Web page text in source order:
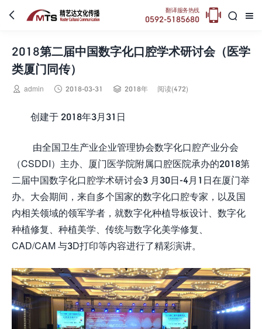
 

翻译服务热线
0592-5185680 
2018第二届中国数字化口腔学术研讨会（医学
类厦门同传）
 admin  2018-03-31  2018年 阅读(472)
创建于 2018年3月31日
由全国卫生产业企业管理协会数字化口腔产业分会
（CSDDI）主办、厦门医学院附属口腔医院承办的2018第
二届中国数字化口腔学术研讨会3 月30日-4月1日在厦门举
办。大会期间，来自多个国家的数字化口腔专家，以及国
内相关领域的领军学者，就数字化种植导板设计、数字化
种植修复、种植美学、传统与数字化美学修复、
CAD/CAM 与3D打印等内容进行了精彩演讲。